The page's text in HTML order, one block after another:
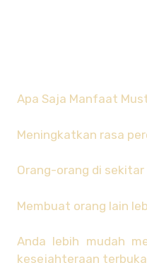
Apa Saja Manfaat
Meningkatkan rasa
Orang-orang di sekitar
Membuat orang lain
Anda lebih mudah
kesejahteraan